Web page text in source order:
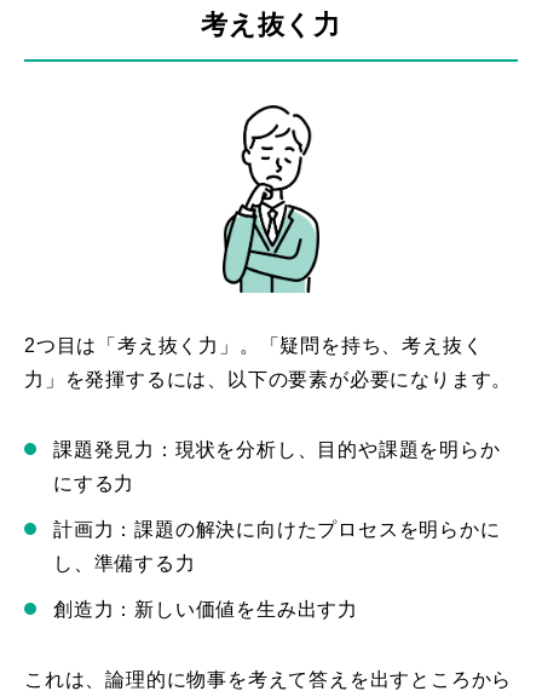
考え抜く力
2つ目は「考え抜く力」。「疑問を持ち、考え抜く
力」を発揮するには、以下の要素が必要になります。
課題発見力：現状を分析し、目的や課題を明らか
にする力
計画力：課題の解決に向けたプロセスを明らかに
し、準備する力
創造力：新しい価値を生み出す力
これは、論理的に物事を考えて答えを出すところから